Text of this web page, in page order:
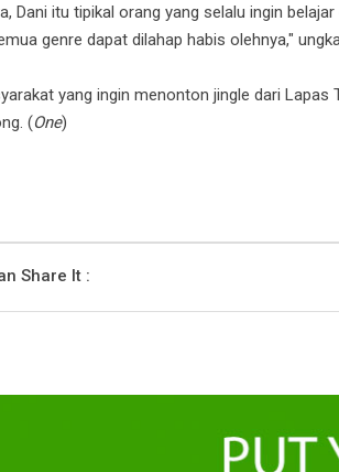
Dani itu tipikal orang yang selalu ingin
genre dapat dilahap habis olehnya,"
yang ingin menonton jingle dari
(One)
Share It :